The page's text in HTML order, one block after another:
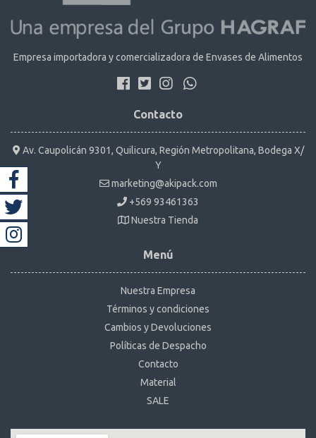
Empresa importadora y comercializadora de Envases de Alimentos
Contacto
Av. Caupolicán 9301, Quilicura, Región Metropolitana, Bodega X/
Y
marketing@akipack.com
+569 93461363
Nuestra Tienda
Menú
Nuestra Empresa
Términos y condiciones
Cambios y Devoluciones
Políticas de Despacho
Contacto
Material
SALE